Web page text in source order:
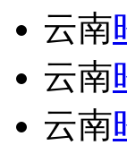
云南
云南
云南